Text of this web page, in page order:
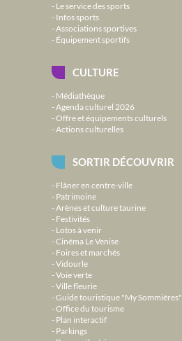
Le service des sports
Infos sports
Associations sportives
Équipement sportifs
CULTURE
Médiathèque
Agenda culturel 2026
Offre et équipements culturels
Actions culturelles
SORTIR DÉCOUVRIR
Flâner en centre-ville
Patrimoine
Arènes et culture taurine
Festivités
Lotos à venir
Cinéma Le Venise
Foires et marchés
Vidourle
Voie verte
Ville fleurie
Guide touristique "My Sommières"
Office du tourisme
Plan interactif
Parkings